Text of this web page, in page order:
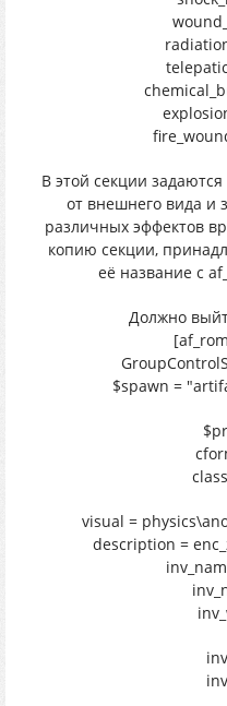
В этой секции
от внешнего вида и
различных эффектов
копию секции,
её название с
Должно
$spawn =
visual =
description =